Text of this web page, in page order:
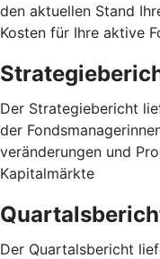
den aktuellen Stand
Kosten für Ihre aktive
Der Strategiebericht
der
veränderungen und
Kapitalmärkte
Der Quartalsbericht